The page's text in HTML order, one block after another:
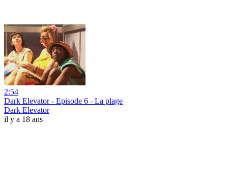
2:54
Dark Elevator - Episode 6 - La plage
Dark Elevator
il y a 18 ans